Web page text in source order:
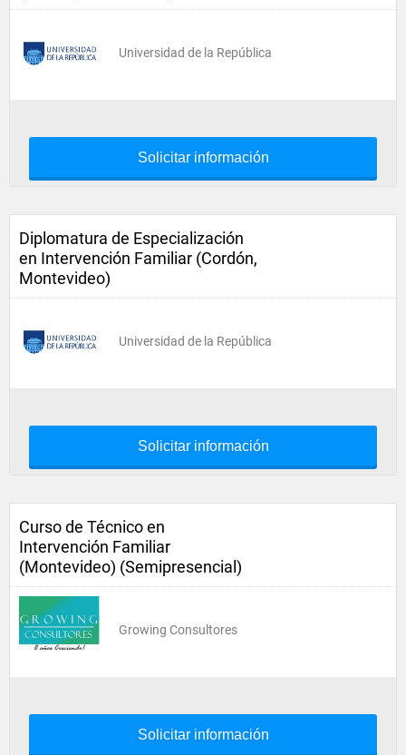
Universidad de la República
Solicitar información
Diplomatura de Especialización
en Intervención Familiar (Cordón,
Montevideo)
Universidad de la República
Solicitar información
Curso de Técnico en
Intervención Familiar
(Montevideo) (Semipresencial)
Growing Consultores
Solicitar información